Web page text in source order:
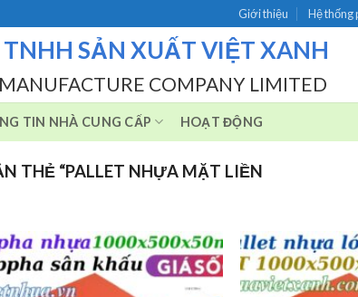
Giới thiệu Hệ thống
TNHH SẢN XUẤT VIỆT XANH
COMPANY LIMITED
TIN NHÀ CUNG CẤP HOẠT ĐỘNG
THẺ “PALLET NHỰA MẶT LIỀN